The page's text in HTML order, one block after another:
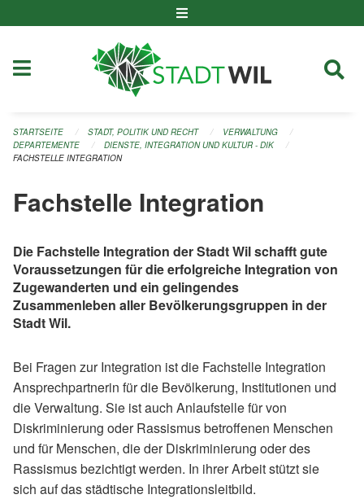
STARTSEITE STADT, POLITIK UND RECHT
VERWALTUNG
DEPARTEMENTE
DIENSTE, INTEGRATION UND KULTUR - DIK
FACHSTELLE INTEGRATION
Fachstelle Integration
Die Fachstelle Integration der Stadt Wil schafft gute
Voraussetzungen für die erfolgreiche Integration von
Zugewanderten und ein gelingendes
Zusammenleben aller Bevölkerungsgruppen in der
Stadt Wil.
Bei Fragen zur Integration ist die Fachstelle Integration
Ansprechpartnerin für die Bevölkerung, Institutionen und
die Verwaltung. Sie ist auch Anlaufstelle für von
Diskriminierung oder Rassismus betroffenen Menschen
und für Menschen, die der Diskriminierung oder des
Rassismus bezichtigt werden. In ihrer Arbeit stützt sie
sich auf das städtische Integrationsleitbild.